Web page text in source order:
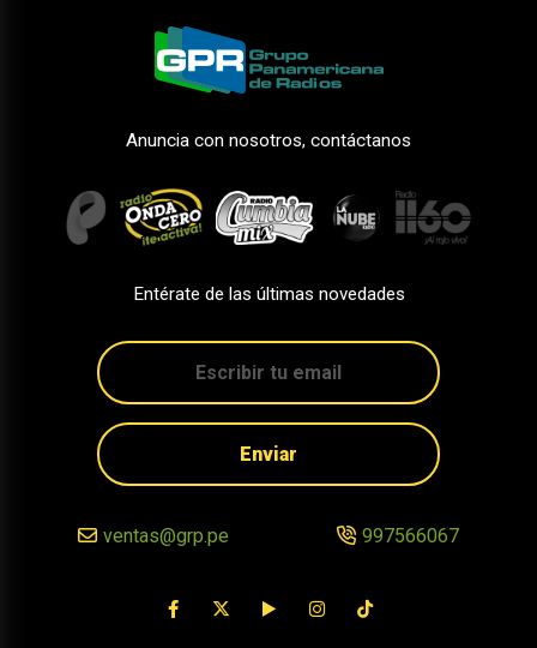
Anuncia con nosotros, contáctanos
Entérate de las últimas novedades
Enviar
ventas@grp.pe 997566067